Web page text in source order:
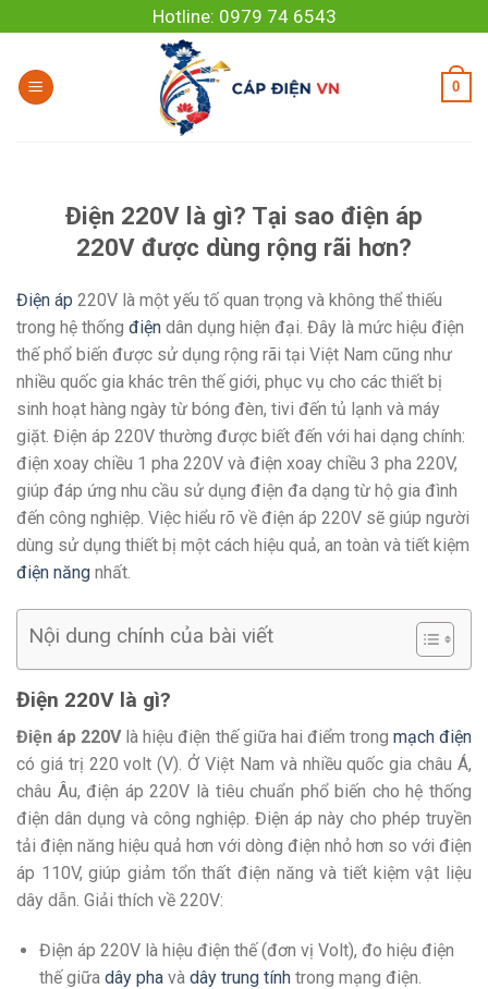
to
content
Hotline: 0979 74 6543
0
Điện 220V là gì? Tại sao điện áp
220V được dùng rộng rãi hơn?
Điện áp 220V là một yếu tố quan trọng và không thể thiếu
trong hệ thống điện dân dụng hiện đại. Đây là mức hiệu điện
thế phổ biến được sử dụng rộng rãi tại Việt Nam cũng như
nhiều quốc gia khác trên thế giới, phục vụ cho các thiết bị
sinh hoạt hàng ngày từ bóng đèn, tivi đến tủ lạnh và máy
giặt. Điện áp 220V thường được biết đến với hai dạng chính:
điện xoay chiều 1 pha 220V và điện xoay chiều 3 pha 220V,
giúp đáp ứng nhu cầu sử dụng điện đa dạng từ hộ gia đình
đến công nghiệp. Việc hiểu rõ về điện áp 220V sẽ giúp người
dùng sử dụng thiết bị một cách hiệu quả, an toàn và tiết kiệm
điện năng nhất.
Nội dung chính của bài viết
Điện 220V là gì?
Điện áp 220Vlà hiệu điện thế giữa hai điểm trong mạch điện
có giá trị 220 volt (V). Ở Việt Nam và nhiều quốc gia châu Á,
châu Âu, điện áp 220V là tiêu chuẩn phổ biến cho hệ thống
điện dân dụng và công nghiệp. Điện áp này cho phép truyền
tải điện năng hiệu quả hơn với dòng điện nhỏ hơn so với điện
áp 110V, giúp giảm tổn thất điện năng và tiết kiệm vật liệu
dây dẫn. Giải thích về 220V:
Điện áp 220V là hiệu điện thế (đơn vị Volt), đo hiệu điện
thế giữa dây phavà dây trung tínhtrong mạng điện.